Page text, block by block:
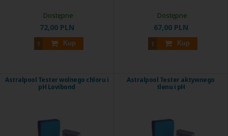
72,00 PLN
Kup
Dostępne
67,00 PLN
Kup
Dostępne
Astralpool Tester wolnego chloru i
pH Lovibond
Astralpool Tester aktywnego
tlenu i pH